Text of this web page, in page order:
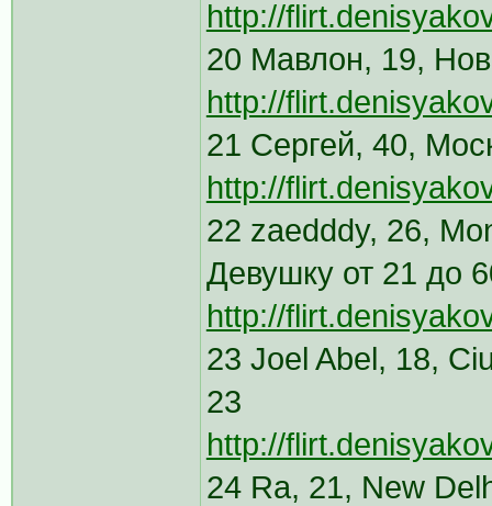
http://
20 Мавлон, 19,
http://
21 Сергей, 40,
http://
22 zaedddy, 26,
Девушку от 21 до
http://
23 Joel Abel, 18,
23
http://
24 Ra, 21, New